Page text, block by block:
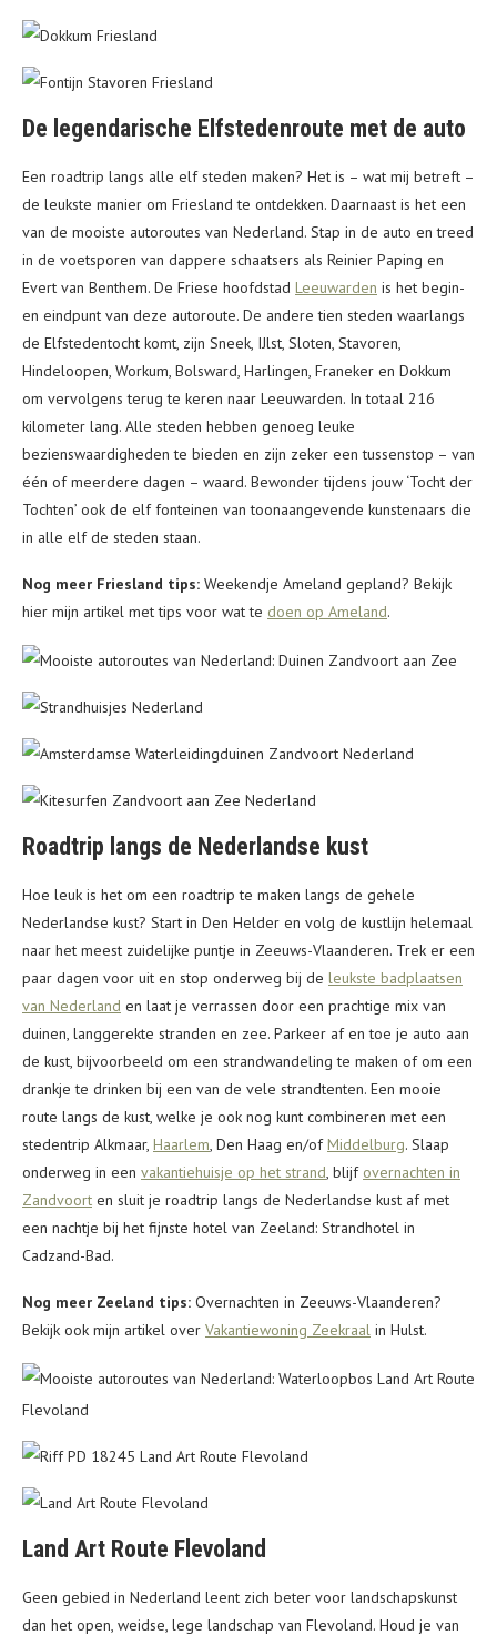
De legendarische Elfstedenroute met de auto
Een roadtrip langs alle elf steden maken? Het is – wat mij betreft –
de leukste manier om Friesland te ontdekken. Daarnaast is het een
van de mooiste autoroutes van Nederland. Stap in de auto en treed
in de voetsporen van dappere schaatsers als Reinier Paping en
Evert van Benthem. De Friese hoofdstad Leeuwarden is het begin-
en eindpunt van deze autoroute. De andere tien steden waarlangs
de Elfstedentocht komt, zijn Sneek, IJlst, Sloten, Stavoren,
Hindeloopen, Workum, Bolsward, Harlingen, Franeker en Dokkum
om vervolgens terug te keren naar Leeuwarden. In totaal 216
kilometer lang. Alle steden hebben genoeg leuke
bezienswaardigheden te bieden en zijn zeker een tussenstop – van
één of meerdere dagen – waard. Bewonder tijdens jouw ‘Tocht der
Tochten’ ook de elf fonteinen van toonaangevende kunstenaars die
in alle elf de steden staan.
Nog meer Friesland tips: Weekendje Ameland gepland? Bekijk
hier mijn artikel met tips voor wat te doen op Ameland.
Roadtrip langs de Nederlandse kust
Hoe leuk is het om een roadtrip te maken langs de gehele
Nederlandse kust? Start in Den Helder en volg de kustlijn helemaal
naar het meest zuidelijke puntje in Zeeuws-Vlaanderen. Trek er een
paar dagen voor uit en stop onderweg bij de leukste badplaatsen
van Nederland en laat je verrassen door een prachtige mix van
duinen, langgerekte stranden en zee. Parkeer af en toe je auto aan
de kust, bijvoorbeeld om een strandwandeling te maken of om een
drankje te drinken bij een van de vele strandtenten. Een mooie
route langs de kust, welke je ook nog kunt combineren met een
stedentrip Alkmaar, Haarlem, Den Haag en/ofMiddelburg. Slaap
onderweg in een vakantiehuisje op het strand, blijf overnachten in
Zandvoort en sluit je roadtrip langs de Nederlandse kust af met
een nachtje bij het fijnste hotel van Zeeland: Strandhotel in
Cadzand-Bad.
Nog meer Zeeland tips: Overnachten in Zeeuws-Vlaanderen?
Bekijk ook mijn artikel over Vakantiewoning Zeekraal in Hulst.
Land Art Route Flevoland
Geen gebied in Nederland leent zich beter voor landschapskunst
dan het open, weidse, lege landschap van Flevoland. Houd je van